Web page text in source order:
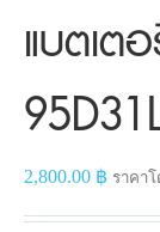
แบตเต
2,800.00 ฿ ราคา